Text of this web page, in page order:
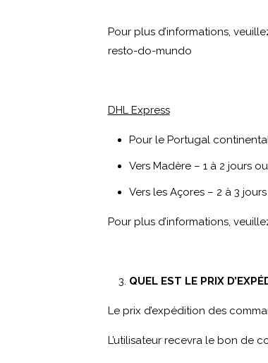
Pour plus d’informations,
resto-do-mundo
DHL Express
Pour le Portugal
Vers Madère – 1 à 2 jours
Vers les Açores – 2 à 3
Pour plus d’informations,
QUEL EST LE PRIX
Le prix d’expédition des
L’utilisateur recevra le bon de